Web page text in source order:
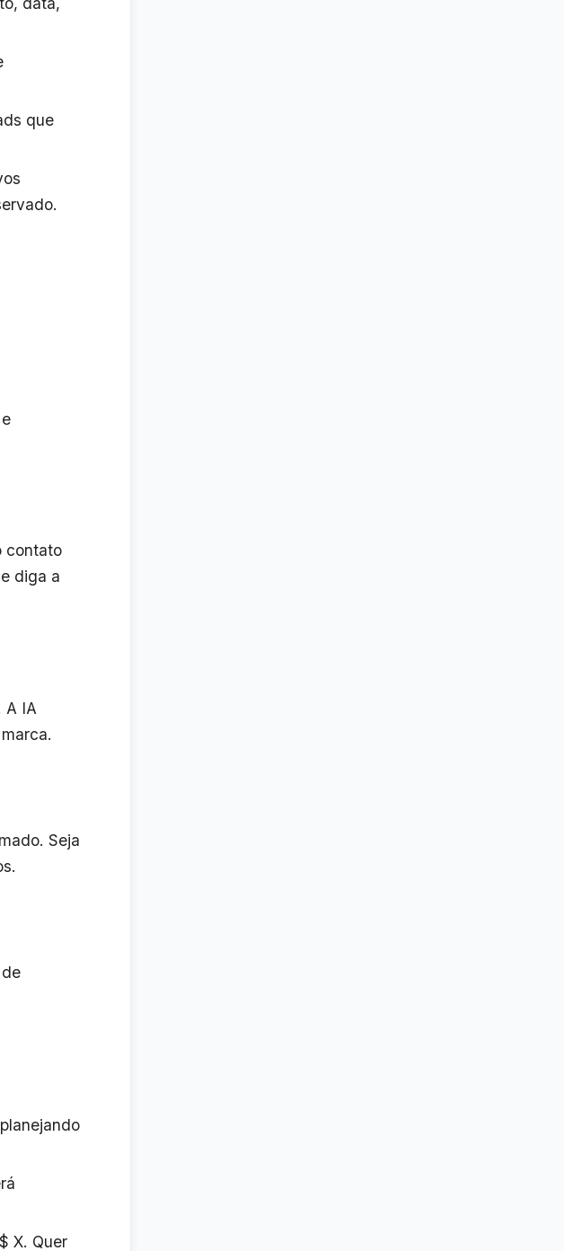
que
contato
diga a
A IA
Seja
X. Quer